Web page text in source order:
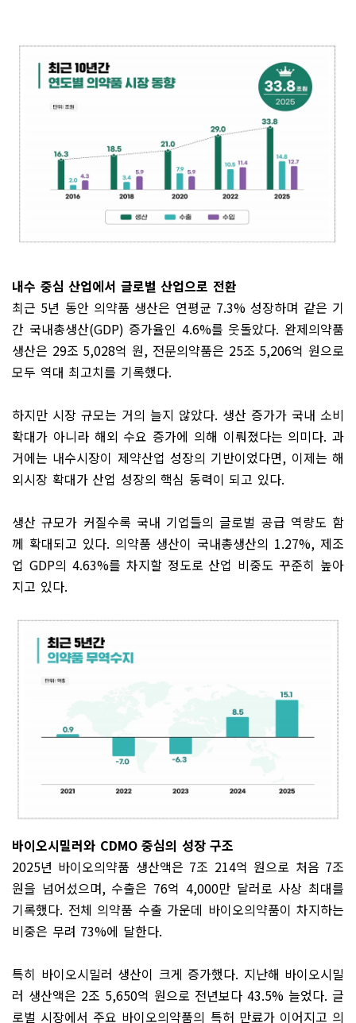
내수 중심 산업에서 글로벌 산업으로 전환
최근 5년 동안 의약품 생산은 연평균 7.3%성장하며 같은 기
간 국내총생산(GDP) 증가율인 4.6%를 웃돌았다. 완제의약품
생산은 29조 5,028억 원, 전문의약품은 25조 5,206억 원으로
모두 역대 최고치를 기록했다.
하지만 시장 규모는 거의 늘지 않았다. 생산 증가가 국내 소비
확대가 아니라 해외 수요 증가에 의해 이뤄졌다는 의미다. 과
거에는 내수시장이 제약산업 성장의 기반이었다면, 이제는 해
외시장 확대가 산업 성장의 핵심 동력이 되고 있다.
생산 규모가 커질수록 국내 기업들의 글로벌 공급 역량도 함
께 확대되고 있다. 의약품 생산이 국내총생산의 1.27%,제조
업 GDP의 4.63%를 차지할 정도로 산업 비중도 꾸준히 높아
지고 있다.
바이오시밀러와 CDMO 중심의 성장 구조
2025년 바이오의약품 생산액은 7조 214억 원으로 처음 7조
원을 넘어섰으며, 수출은 76억 4,000만 달러로 사상 최대를
기록했다. 전체 의약품 수출 가운데 바이오의약품이 차지하는
비중은 무려 73%에 달한다.
특히 바이오시밀러 생산이 크게 증가했다. 지난해 바이오시밀
러 생산액은 2조 5,650억 원으로 전년보다 43.5% 늘었다. 글
로벌 시장에서 주요 바이오의약품의 특허 만료가 이어지고 의